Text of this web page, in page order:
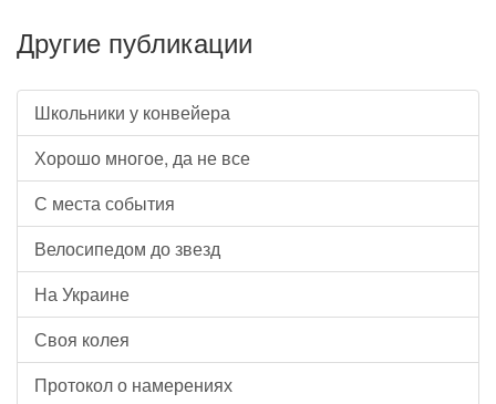
Другие публикации
Школьники у конвейера
Хорошо многое, да не все
С места события
Велосипедом до звезд
На Украине
Своя колея
Протокол о намерениях